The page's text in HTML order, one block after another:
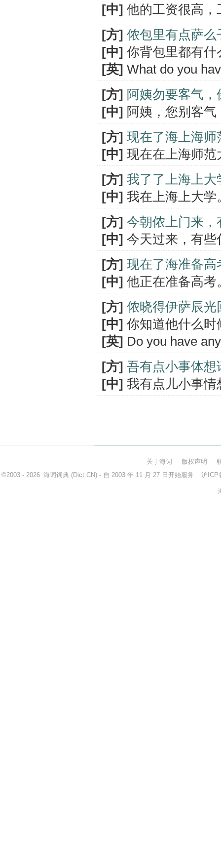
[中] 他的工资很高
[方] 侬包里有点萨么
[中] 你背包里都有什
[英] What do you
[方] 阿姨勿要客气
[中] 阿姨，您别客
[方] 现在了海上海
[中] 现在在上海师范
[方] 我了了上海上大
[中] 我在上海上大学
[方] 今朝侬上门来
[中] 今天过来，有些
[方] 现在了海准备高
[中] 他正在准备高考
[方] 侬晓得伊萨辰光
[中] 你知道他什么时
[英] Do you have
[方] 吾有点小事体想
[中] 我有点儿小事情
关于海词 - 版权声明 -
©2003 - 2026 海词词典 (Dict.CN) - 自 2003 年 11 月 27 日开始服务 沪ICP